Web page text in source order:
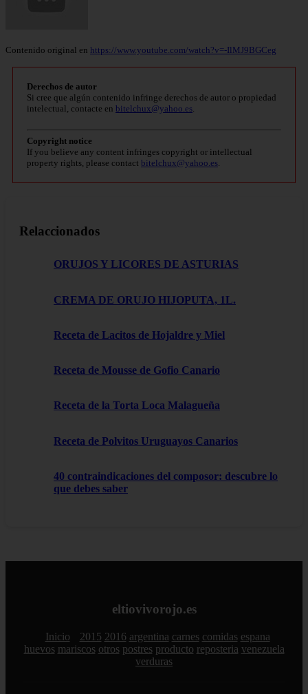
Contenido original en https://www.youtube.com/watch?v=-IlMJ9BGCeg
Derechos de autor
Si cree que algún contenido infringe derechos de autor o propiedad
intelectual, contacte en bitelchux@yahoo.es
Copyright notice
If you believe any content infringes copyright or intellectual
property rights, please contact bitelchux@yahoo.es
Relaccionados
ORUJOS Y LICORES DE ASTURIAS
CREMA DE ORUJO HIJOPUTA, 1L.
Receta de Lacitos de Hojaldre y Miel
Receta de Mousse de Gofio Canario
Receta de la Torta Loca Malagueña
Receta de Polvitos Uruguayos Canarios
40 contraindicaciones del composor: descubre lo
que debes saber
eltiovivorojo.es
Inicio 2015 2016 argentina carnes comidas espana
huevos mariscos otros postres producto reposteria venezuela
verduras